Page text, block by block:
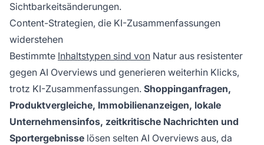
Sichtbarkeitsänderungen.
Content-Strategien, die KI-Zusammenfassungen
widerstehen
Bestimmte Inhaltstypen sind von Natur aus resistenter
gegen AI Overviews und generieren weiterhin Klicks,
trotz KI-Zusammenfassungen. Shoppinganfragen,
Produktvergleiche, Immobilienanzeigen, lokale
Unternehmensinfos, zeitkritische Nachrichten und
Sportergebnisse lösen selten AI Overviews aus, da